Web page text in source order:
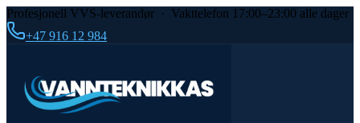
Profesjonell VVS-leverandør · Vakttelefon 17:00–23:00 alle dager
+47 916 12 984